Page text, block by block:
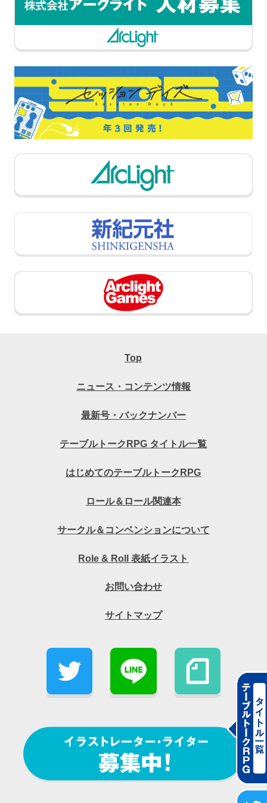
Top
ニュース・コンテンツ情報
最新号・バックナンバー
テーブルトークRPG タイトル一覧
はじめてのテーブルトークRPG
ロール＆ロール関連本
サークル＆コンベンションについて
Role & Roll 表紙イラスト
お問い合わせ
サイトマップ